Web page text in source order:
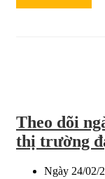
more
đạt
đỉnh
lớn?
là
Theo dõi
thị trường
Ngày 24/02/